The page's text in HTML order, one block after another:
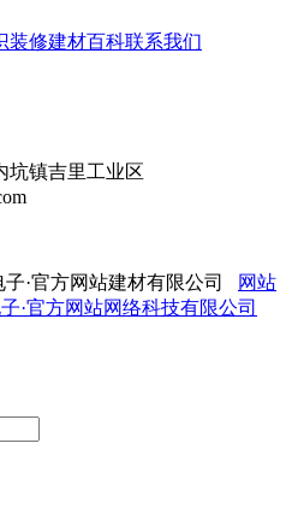
装修建材百科联系我们
坑镇吉里工业区
·官方网站建材有限公司
网站
·官方网站网络科技有限公司